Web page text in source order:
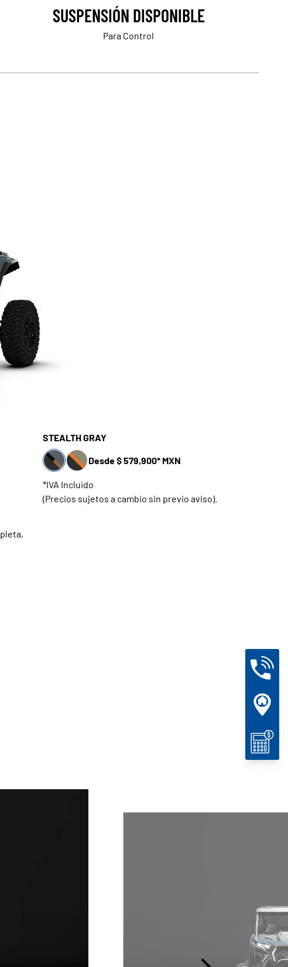
SUSPENSIÓN DISPONIBLE
Para Control
STEALTH GRAY
Desde $ 579,900* MXN
*IVA Incluido
(Precios sujetos a cambio sin previo aviso).